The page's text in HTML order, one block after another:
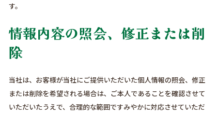
す。
情報内容の照会、修正または削
除
当社は、お客様が当社にご提供いただいた個人情報の照会、修正
または削除を希望される場合は、ご本人であることを確認させて
いただいたうえで、合理的な範囲ですみやかに対応させていただ